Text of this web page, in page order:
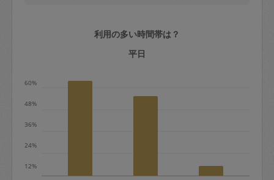
定期契約をキャンセルする場合、毎週定
期は月2回まで隔週定期は月1回までキャ
ャンセル料が発生します。
利用の多い時間帯は？
平日
12%
24%
36%
48%
60%